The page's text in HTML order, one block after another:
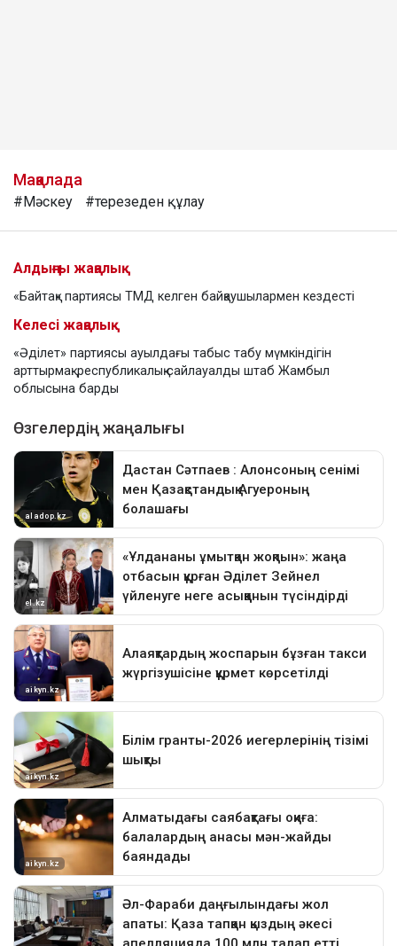
Мақалада
#Мәскеу #терезеден құлау
Алдыңғы жаңалық
«Байтақ» партиясы ТМД келген байқаушылармен кездесті
Келесі жаңалық
«Әділет» партиясы ауылдағы табыс табу мүмкіндігін
арттырмақ: республикалық сайлауалды штаб Жамбыл
облысына барды